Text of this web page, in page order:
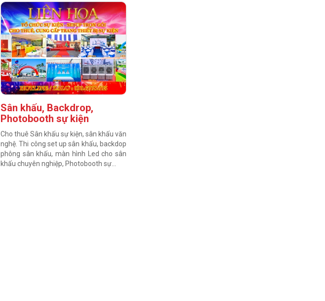
Sân khấu, Backdrop,
Photobooth sự kiện
Cho thuê Sân khấu sự kiện, sân khấu văn
nghệ. Thi công set up sân khấu, backdop
phông sân khấu, màn hình Led cho sân
khấu chuyên nghiệp, Photobooth sự...